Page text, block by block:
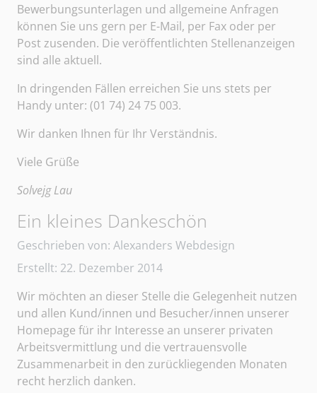
Bewerbungsunterlagen und allgemeine Anfragen
können Sie uns gern per E-Mail, per Fax oder per
Post zusenden. Die veröffentlichten Stellenanzeigen
sind alle aktuell.
In dringenden Fällen erreichen Sie uns stets per
Handy unter: (01 74) 24 75 003.
Wir danken Ihnen für Ihr Verständnis.
Viele Grüße
Solvejg Lau
Ein kleines Dankeschön
Details
Geschrieben von: Alexanders Webdesign
Erstellt: 22. Dezember 2014
Wir möchten an dieser Stelle die Gelegenheit nutzen
und allen Kund/innen und Besucher/innen unserer
Homepage für ihr Interesse an unserer privaten
Arbeitsvermittlung und die vertrauensvolle
Zusammenarbeit in den zurückliegenden Monaten
recht herzlich danken.